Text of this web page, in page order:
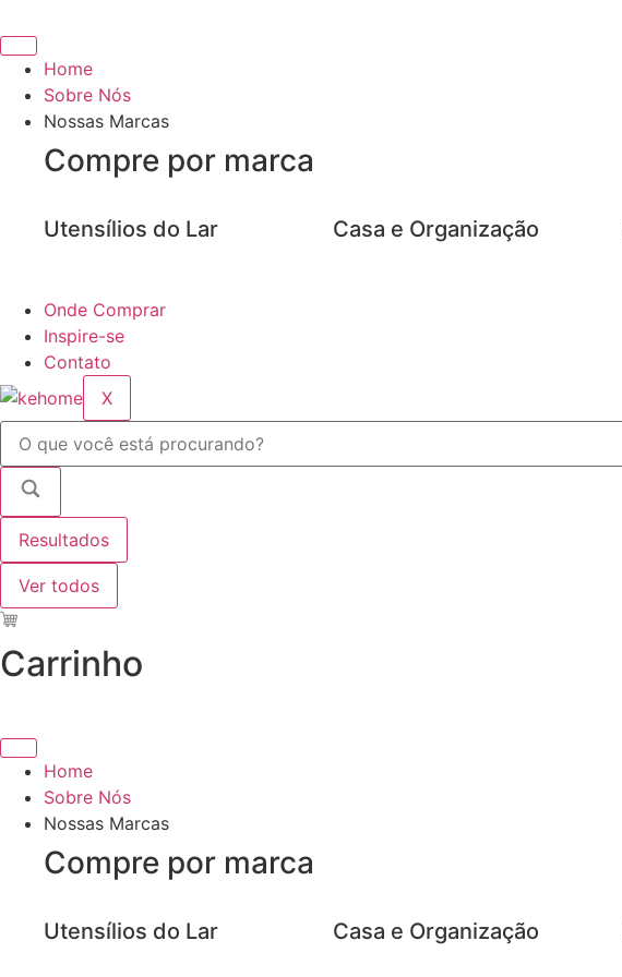
para
conteúdo
Home
Sobre Nós
Nossas Marcas
Compre por marca
Utensílios do Lar Casa e Organização
Onde Comprar
Inspire-se
Contato
X
Pesquisar
Resultados
Ver todos
Carrinho
Home
Sobre Nós
Nossas Marcas
Compre por marca
Utensílios do Lar Casa e Organização